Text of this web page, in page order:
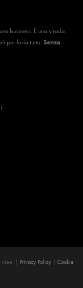
business. È una strada
per farla tutta. Senza
idee. Privacy Policy
Cookie